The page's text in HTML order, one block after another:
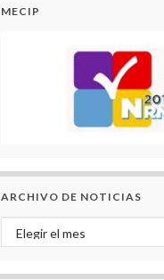
MECIP
ARCHIVO DE NOTICIAS
Archivo de Noticias